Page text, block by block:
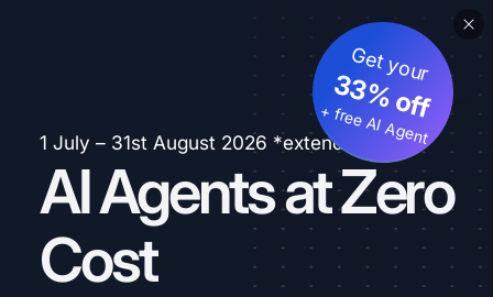
1 July – 31st August 2026 *extended
AI Agents at Zero
Cost
Get your
33% off
+ free AI Agent